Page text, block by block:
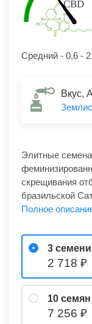
Средний - 0,6 -
Вкус,
Элитные
скрещивания
бразильской
Полное
3 семени
2 718
10 семян
7 256